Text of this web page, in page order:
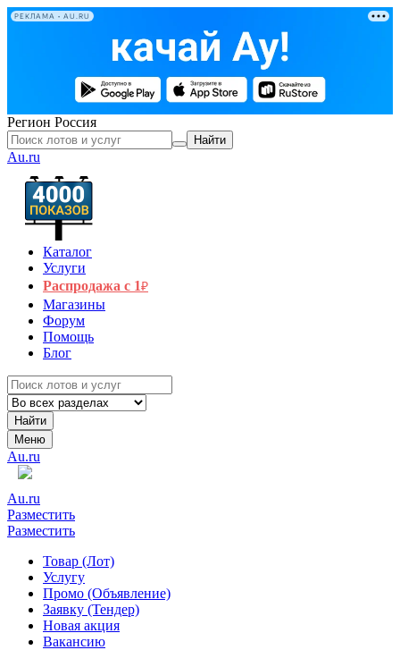
РЕКЛАМА • AU.RU
Регион Россия
Найти
Au.ru
Каталог
Услуги
Распродажа с 1₽
Магазины
Форум
Помощь
Блог
Найти
Меню
Au.ru
Au.ru
Разместить
Разместить
Товар (Лот)
Услугу
Промо (Объявление)
Заявку (Тендер)
Новая акция
Вакансию